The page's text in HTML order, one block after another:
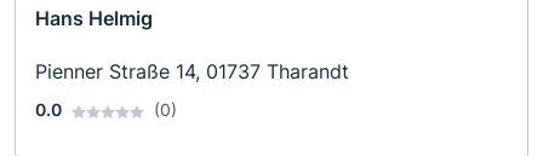
Hans Helmig
Pienner Straße 14, 01737 Tharandt
0.0 (0)